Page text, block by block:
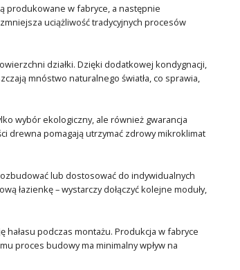
produkowane w fabryce, a następnie
uciążliwość tradycyjnych procesów
działki. Dzięki dodatkowej kondygnacji,
mnóstwo naturalnego światła, co sprawia,
wybór ekologiczny, ale również gwarancja
drewna pomagają utrzymać zdrowy mikroklimat
lub dostosować do indywidualnych
łazienkę – wystarczy dołączyć kolejne moduły,
hałasu podczas montażu. Produkcja w fabryce
proces budowy ma minimalny wpływ na